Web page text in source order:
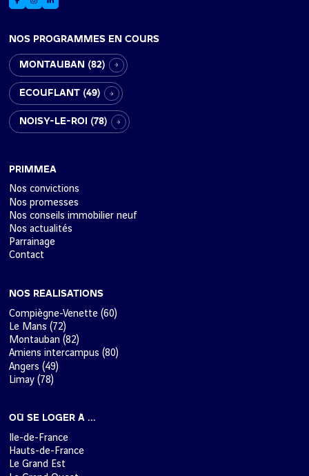
NOS PROGRAMMES EN COURS
MONTAUBAN (82)
ÉCOUFLANT (49)
NOISY-LE-ROI (78)
PRIMMÉA
Nos convictions
Nos promesses
Nos conseils immobilier neuf
Nos actualités
Parrainage
Contact
NOS RÉALISATIONS
Compiègne-Venette (60)
Le Mans (72)
Montauban (82)
Amiens intercampus (80)
Angers (49)
Limay (78)
OÙ SE LOGER À ...
Ile-de-France
Hauts-de-France
Le Grand Est